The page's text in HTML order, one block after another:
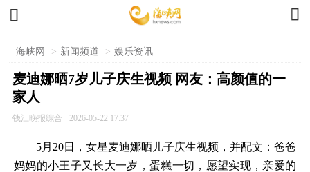
 
海峡网 > 新闻频道 > 娱乐资讯
麦迪娜晒7岁儿子庆生视频 网友：高颜值的一
家人
钱江晚报综合 2026-05-22 17:37
5月20日，女星麦迪娜晒儿子庆生视频，并配文：爸爸
妈妈的小王子又长大一岁，蛋糕一切，愿望实现，亲爱的